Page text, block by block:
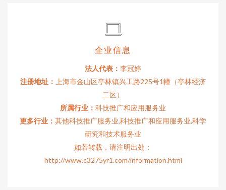
企业信息
法人代表： 李冠婷
注册地址：
上海市金山区亭林镇兴工路225号1幢（亭林经济
二区）
所属行业： 科技推广和应用服务业
更多行业： 其他科技推广服务业,科技推广和应用服务业,科学
研究和技术服务业
如若转载，请注明出处：
http://www.c3275yr1.com/information.html